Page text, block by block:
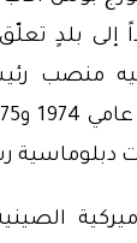
عائداً إلى
منصب
دبلوماسية